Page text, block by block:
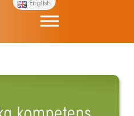
English
idé till färdig produkt!